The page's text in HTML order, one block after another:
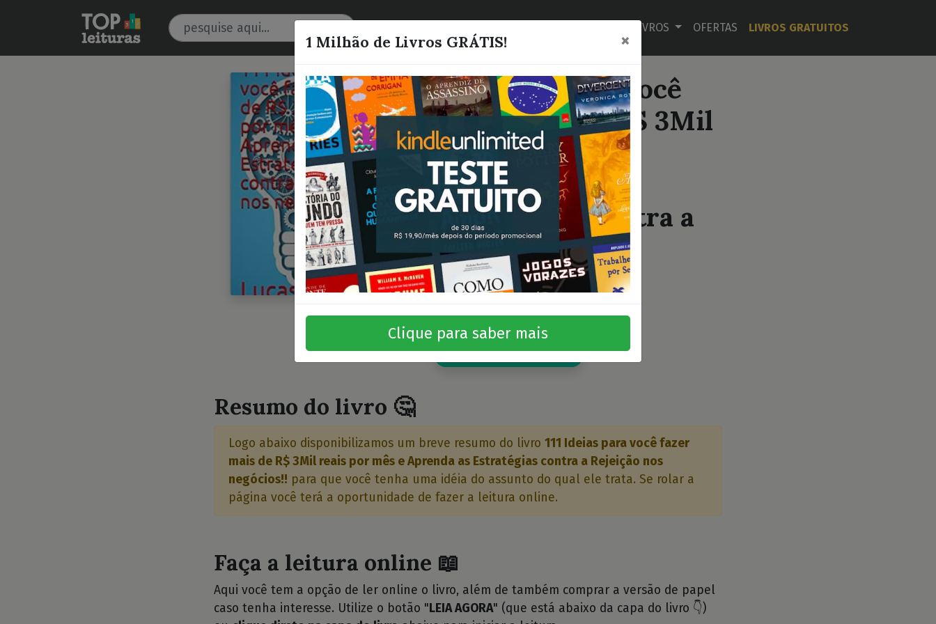
LIVROS OFERTAS LIVROS GRATUITOS
111 Ideias para você
fazer mais de R$ 3Mil
reais por mês e
Aprenda as
Estratégias contra a
Rejeição nos
negócios!!
Quero este livro!
Resumo do livro 🤔
Logo abaixo disponibilizamos um breve resumo do livro 111 Ideias para você fazer
mais de R$ 3Mil reais por mês e Aprenda as Estratégias contra a Rejeição nos
negócios!! para que você tenha uma idéia do assunto do qual ele trata. Se rolar a
página você terá a oportunidade de fazer a leitura online.
Faça a leitura online 📖
Aqui você tem a opção de ler online o livro, além de também comprar a versão de papel
caso tenha interesse. Utilize o botão " LEIA AGORA" (que está abaixo da capa do livro 👇)
1 Milhão de Livros GRÁTIS! ×
Clique para saber mais